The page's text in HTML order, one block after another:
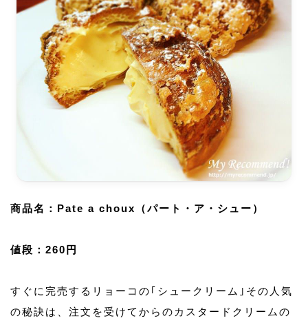
商品名：Pate a choux（パート・ア・シュー）
値段：260円
すぐに完売するリョーコの｢シュークリーム｣その人気
の秘訣は、注文を受けてからのカスタードクリームの